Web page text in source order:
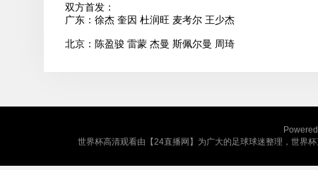
双方首发：
广东：徐杰 奎因 杜润旺 麦考尔 王少杰
北京：陈盈骏 雷蒙 杰曼 斯佩尔曼 周琦
世界杯高清观看由【24直播网】为广大的足球球迷整理，世界